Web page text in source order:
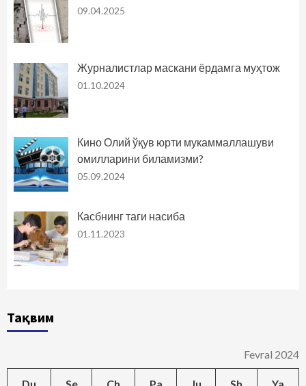
09.04.2025
Журналистлар маскани ёрдамга муҳтож
01.10.2024
Кино Олий ўқув юрти мукаммаллашуви
омилларини биламизми?
05.09.2024
Касбнинг таги насиба
01.11.2023
Тақвим
Fevral 2024